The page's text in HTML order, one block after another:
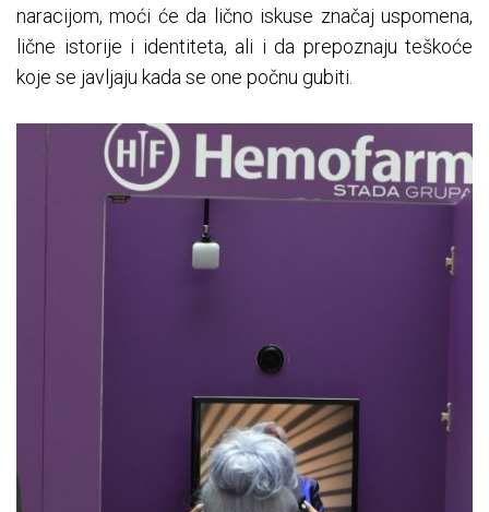
naracijom, moći će da lično iskuse značaj uspomena,
lične istorije i identiteta, ali i da prepoznaju teškoće
koje se javljaju kada se one počnu gubiti.